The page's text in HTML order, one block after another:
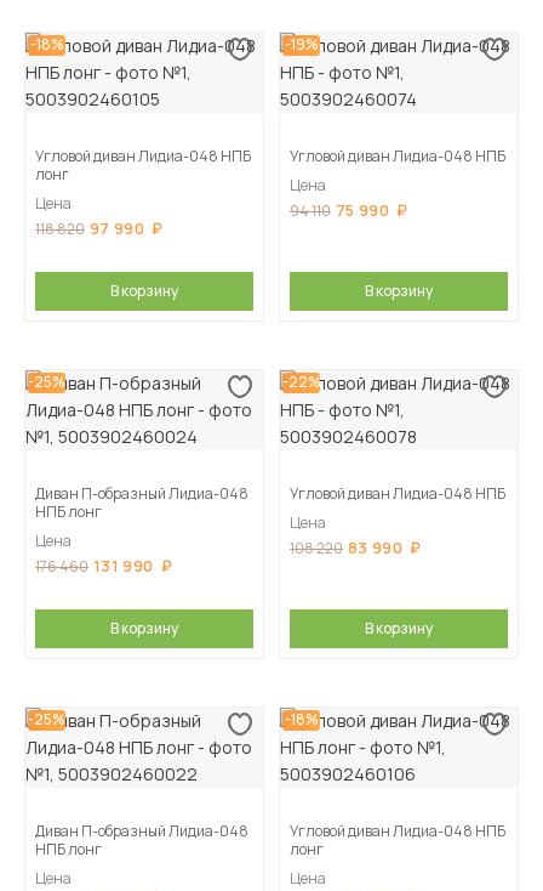
-18%
Угловой диван Лидиа-048 НПБ
лонг
Цена
118 820 97 990
В корзину
-19%
Угловой диван Лидиа-048 НПБ
Цена
94 110 75 990
В корзину
-25%
Диван П-образный Лидиа-048
НПБ лонг
Цена
176 460 131 990
В корзину
-22%
Угловой диван Лидиа-048 НПБ
Цена
108 220 83 990
В корзину
-25%
Диван П-образный Лидиа-048
НПБ лонг
Цена
-18%
Угловой диван Лидиа-048 НПБ
лонг
Цена